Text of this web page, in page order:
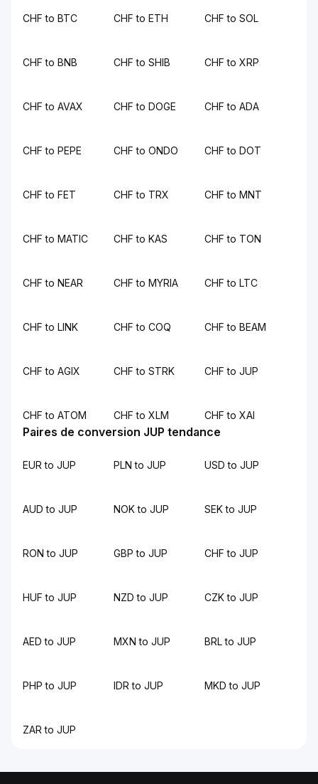
CHF to BTC CHF to ETH CHF to SOL
CHF to BNB CHF to SHIB CHF to XRP
CHF to AVAX CHF to DOGE CHF to ADA
CHF to PEPE CHF to ONDO CHF to DOT
CHF to FET CHF to TRX CHF to MNT
CHF to MATIC CHF to KAS CHF to TON
CHF to NEAR CHF to MYRIA CHF to LTC
CHF to LINK CHF to COQ CHF to BEAM
CHF to AGIX CHF to STRK CHF to JUP
CHF to ATOM CHF to XLM CHF to XAI
Paires de conversion JUP tendance
EUR to JUP PLN to JUP USD to JUP
AUD to JUP NOK to JUP SEK to JUP
RON to JUP GBP to JUP CHF to JUP
HUF to JUP NZD to JUP CZK to JUP
AED to JUP MXN to JUP BRL to JUP
PHP to JUP IDR to JUP MKD to JUP
ZAR to JUP